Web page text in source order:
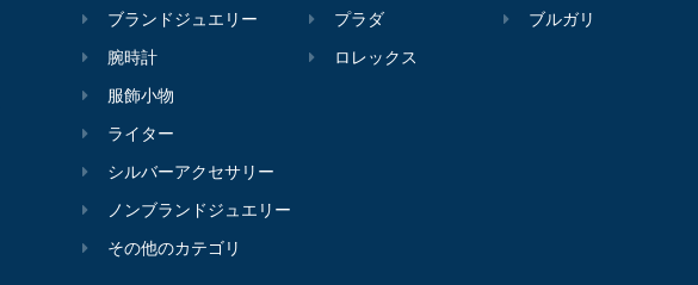
プラダ ブルガリ
ロレックス
ブランドジュエリー
腕時計
服飾小物
ライター
シルバーアクセサリー
ノンブランドジュエリー
その他のカテゴリ